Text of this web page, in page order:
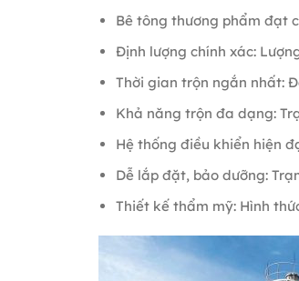
Bê tông thương phẩm đạt
Định lượng chính xác:
Thời gian trộn ngắn nhất:
Khả năng trộn đa dạng:
Hệ thống điều khiển hiện
Dễ lắp đặt, bảo dưỡng:
Thiết kế thẩm mỹ: Hình